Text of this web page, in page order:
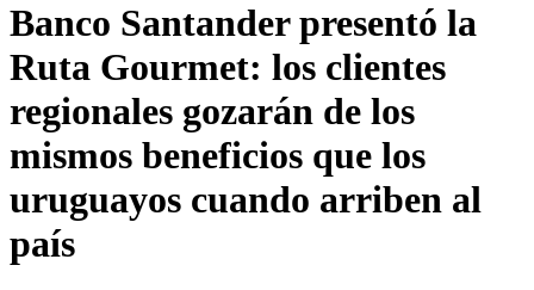
Banco Santander presentó la
Ruta Gourmet: los clientes
regionales gozarán de los
mismos beneficios que los
uruguayos cuando arriben al
país